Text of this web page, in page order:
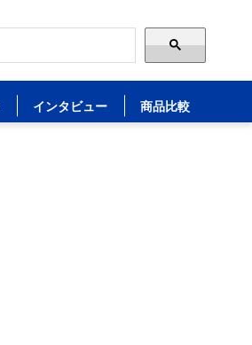
インタビュー 商品比較